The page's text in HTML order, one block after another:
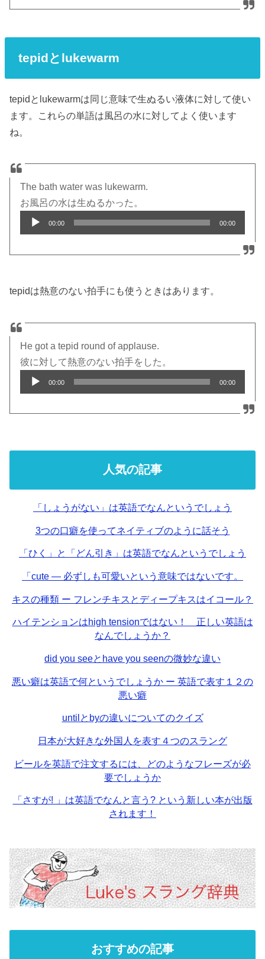
tepidとlukewarm
tepidとlukewarmは同じ意味で生ぬるい液体に対して使い
ます。これらの単語は風呂の水に対してよく使います
ね。
The bath water was lukewarm.
お風呂の水は生ぬるかった。
Audio
Player
00:00 00:00
tepidは熱意のない拍手にも使うときはあります。
He got a tepid round of applause.
彼に対して熱意のない拍手をした。
Audio
Player
00:00 00:00
人気の記事
「しょうがない」は英語でなんというでしょう
3つの口癖を使ってネイティブのように話そう
「ひく」と「どん引き」は英語でなんというでしょう
「cute — 必ずしも可愛いという意味ではないです。
キスの種類 ー フレンチキスとディープキスはイコール？
ハイテンションはhigh tensionではない！ 正しい英語は
なんでしょうか？
did you seeとhave you seenの微妙な違い
悪い癖は英語で何というでしょうか ー 英語で表す１２の
悪い癖
untilとbyの違いについてのクイズ
日本が大好きな外国人を表す４つのスラング
ビールを英語で注文するには、どのようなフレーズが必
要でしょうか
「さすが! 」は英語でなんと言う? という新しい本が出版
されます！
おすすめの記事